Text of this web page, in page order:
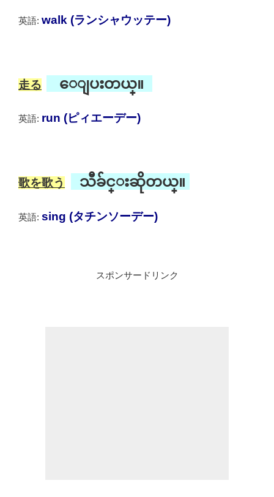
英語: walk (ランシャウッテー)
走る ေျပးတယ္။
英語: run (ピィエーデー)
歌を歌う သီခ်င္းဆိုတယ္။
英語: sing (タチンソーデー)
スポンサードリンク